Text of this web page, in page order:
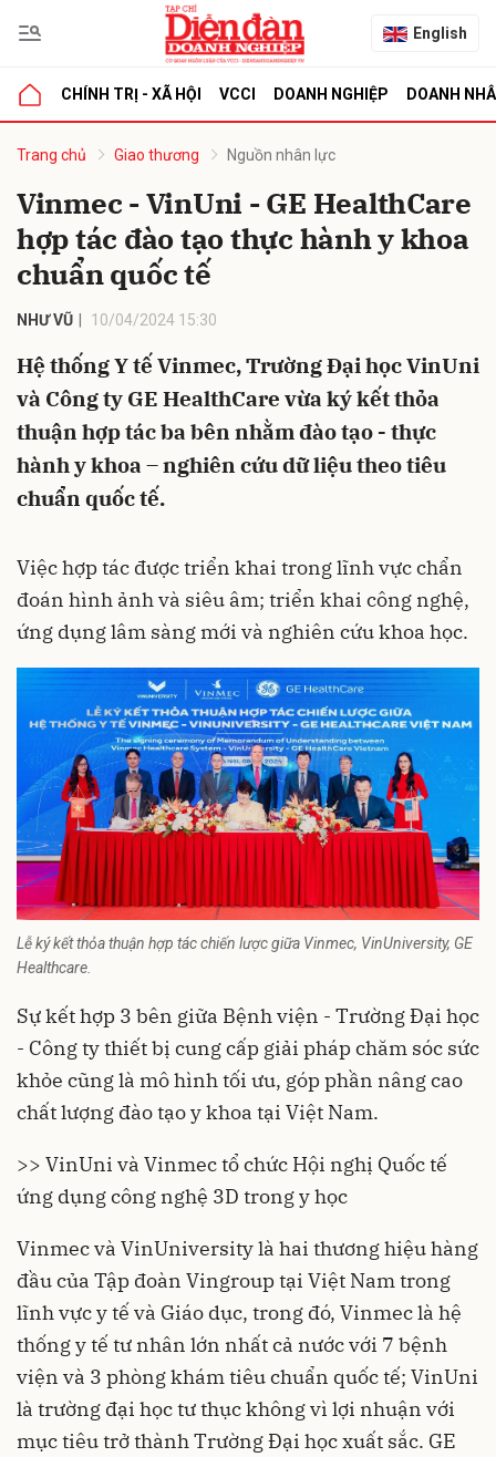
English
CHÍNH TRỊ - XÃ HỘI VCCI DOANH NGHIỆP DOANH
Trang chủ Giao thương Nguồn nhân lực
Vinmec - VinUni - GE HealthCare
hợp tác đào tạo thực hành y khoa
chuẩn quốc tế
NHƯ VŨ 10/04/2024 15:30
Hệ thống Y tế Vinmec, Trường Đại học VinUni
và Công ty GE HealthCare vừa ký kết thỏa
thuận hợp tác ba bên nhằm đào tạo - thực
hành y khoa – nghiên cứu dữ liệu theo tiêu
chuẩn quốc tế.
Việc hợp tác được triển khai trong lĩnh vực chẩn
đoán hình ảnh và siêu âm; triển khai công nghệ,
ứng dụng lâm sàng mới và nghiên cứu khoa học.
Lễ ký kết thỏa thuận hợp tác chiến lược giữa Vinmec, VinUniversity, GE
Healthcare.
Sự kết hợp 3 bên giữa Bệnh viện - Trường Đại học
- Công ty thiết bị cung cấp giải pháp chăm sóc sức
khỏe cũng là mô hình tối ưu, góp phần nâng cao
chất lượng đào tạo y khoa tại Việt Nam.
>> VinUni và Vinmec tổ chức Hội nghị Quốc tế
ứng dụng công nghệ 3D trong y học
Vinmec và VinUniversity là hai thương hiệu hàng
đầu của Tập đoàn Vingroup tại Việt Nam trong
lĩnh vựcy tế và Giáo dục, trong đó, Vinmec là hệ
thống y tế tư nhân lớn nhất cả nước với 7 bệnh
viện và 3 phòng khám tiêu chuẩn quốc tế; VinUni
là trường đại học tư thục không vì lợi nhuận với
mục tiêu trở thành Trường Đại học xuất sắc. GE
luận
Hủy